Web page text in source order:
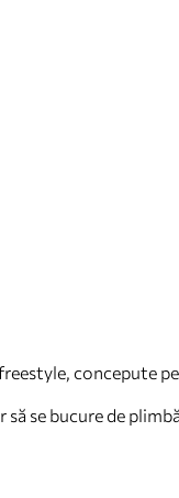
concepute
se bucure de